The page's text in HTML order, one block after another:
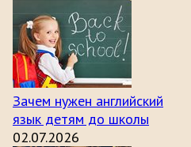
Зачем нужен английский
язык детям до школы
02.07.2026